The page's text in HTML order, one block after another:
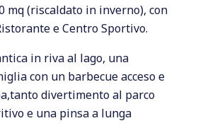
mq (riscaldato in inverno), con
e Centro Sportivo.
in riva al lago, una
con un barbecue acceso e
divertimento al parco
e una pinsa a lunga